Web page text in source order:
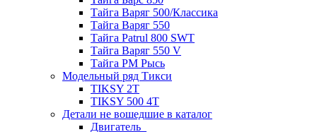
Тайга Варяг 500/Классика
Тайга Варяг 550
Тайга Patrul 800 SWT
Тайга Варяг 550 V
Тайга РМ Рысь
Модельный ряд Тикси
TIKSY 2T
TIKSY 500 4T
Детали не вошедшие в каталог
Двигатель_